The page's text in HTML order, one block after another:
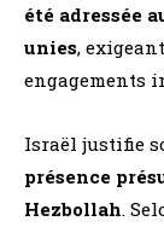
été adressée
unies,
engagements
Israël justifie
présence
Hezbollah.